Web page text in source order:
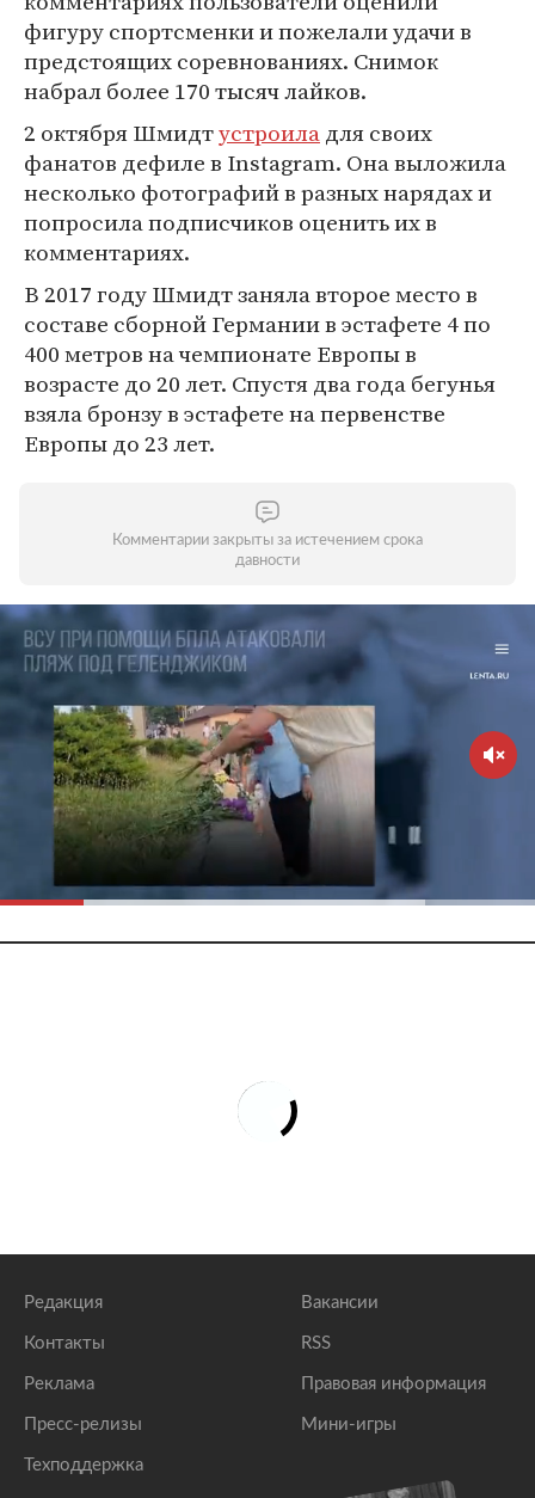
фигуру спортсменки и пожелали удачи в
предстоящих соревнованиях. Снимок
набрал более 170 тысяч лайков.
2 октября Шмидтустроиладля своих
фанатов дефиле в Instagram. Она выложила
несколько фотографий в разных нарядах и
попросила подписчиков оценить их в
комментариях.
В 2017 году Шмидт заняла второе место в
составе сборной Германии в эстафете 4 по
400 метров на чемпионате Европы в
возрасте до 20 лет. Спустя два года бегунья
взяла бронзу в эстафете на первенстве
Европы до 23 лет.
Комментарии закрыты за истечением срока
давности
Редакция
Контакты
Реклама
Пресс-релизы
Техподдержка
Вакансии
RSS
Правовая информация
Мини-игры